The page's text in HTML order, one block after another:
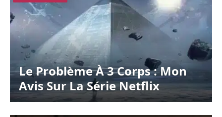
Le Problème À 3 Corps : Mon
Avis Sur La Série Netflix